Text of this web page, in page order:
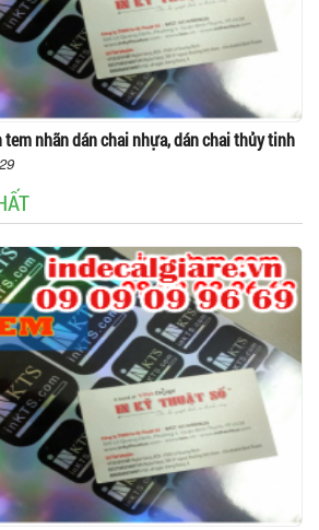
tem nhãn dán chai nhựa, dán chai thủy tinh